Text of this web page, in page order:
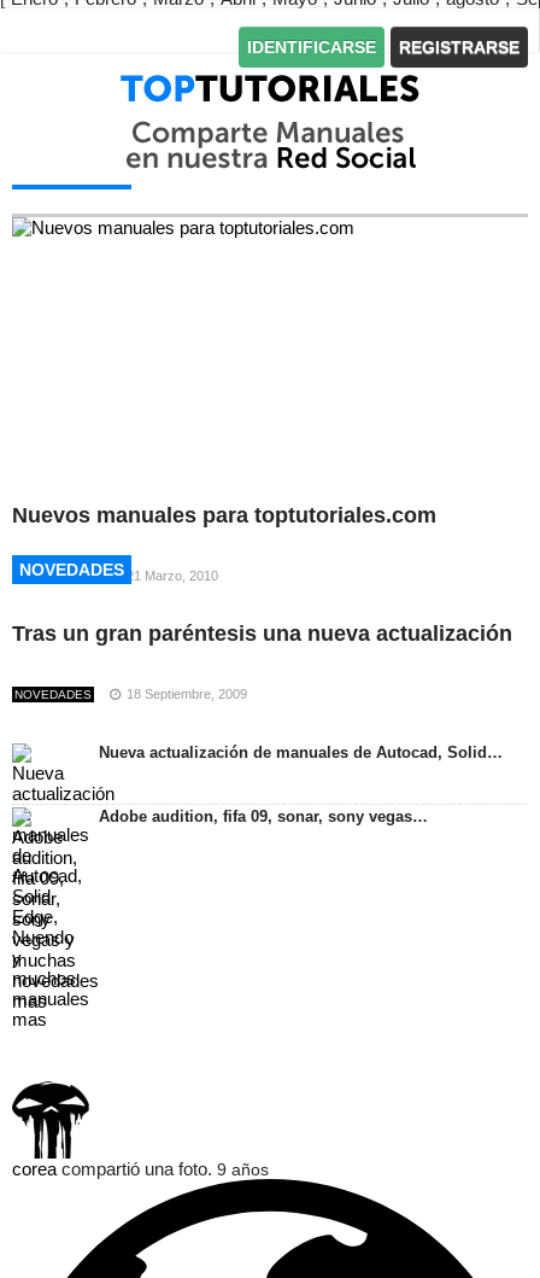
IDENTIFICARSE REGISTRARSE
Nuevos manuales para toptutoriales.com
NOVEDADES 21 Marzo, 2010
Tras un gran paréntesis una nueva actualización
NOVEDADES 18 Septiembre, 2009
NOVEDADES
NOVEDADES
Nueva actualización de manuales de Autocad, Solid…
Adobe audition, fifa 09, sonar, sony vegas…
corea compartió una foto. 9 años